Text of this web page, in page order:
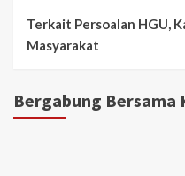
Terkait Persoalan HGU,
Masyarakat
Bergabung Bersama